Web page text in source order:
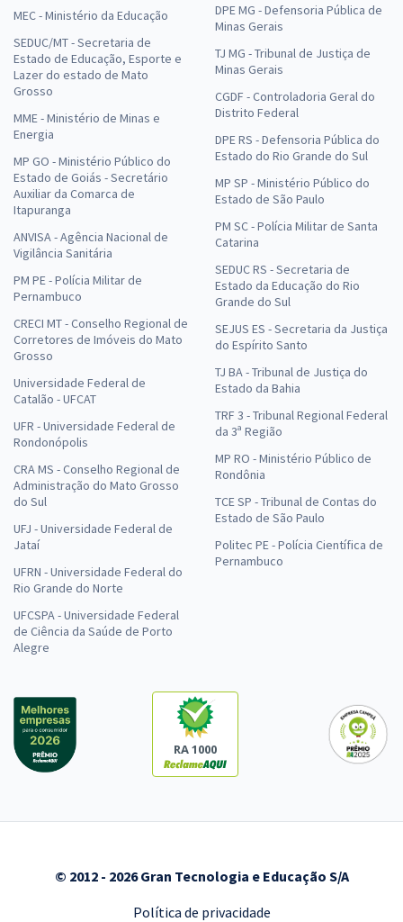
MEC - Ministério da Educação
SEDUC/MT - Secretaria de
Estado de Educação, Esporte e
Lazer do estado de Mato
Grosso
MME - Ministério de Minas e
Energia
MP GO - Ministério Público do
Estado de Goiás - Secretário
Auxiliar da Comarca de
Itapuranga
ANVISA - Agência Nacional de
Vigilância Sanitária
PM PE - Polícia Militar de
Pernambuco
CRECI MT - Conselho Regional de
Corretores de Imóveis do Mato
Grosso
Universidade Federal de
Catalão - UFCAT
UFR - Universidade Federal de
Rondonópolis
CRA MS - Conselho Regional de
Administração do Mato Grosso
do Sul
UFJ - Universidade Federal de
Jataí
UFRN - Universidade Federal do
Rio Grande do Norte
UFCSPA - Universidade Federal
de Ciência da Saúde de Porto
Alegre
DPE MG - Defensoria Pública de
Minas Gerais
TJ MG - Tribunal de Justiça de
Minas Gerais
CGDF - Controladoria Geral do
Distrito Federal
DPE RS - Defensoria Pública do
Estado do Rio Grande do Sul
MP SP - Ministério Público do
Estado de São Paulo
PM SC - Polícia Militar de Santa
Catarina
SEDUC RS - Secretaria de
Estado da Educação do Rio
Grande do Sul
SEJUS ES - Secretaria da Justiça
do Espírito Santo
TJ BA - Tribunal de Justiça do
Estado da Bahia
TRF 3 - Tribunal Regional Federal
da 3ª Região
MP RO - Ministério Público de
Rondônia
TCE SP - Tribunal de Contas do
Estado de São Paulo
Politec PE - Polícia Científica de
Pernambuco
RA 1000
© 2012 - 2026 Gran Tecnologia e Educação S/A
Política de privacidade